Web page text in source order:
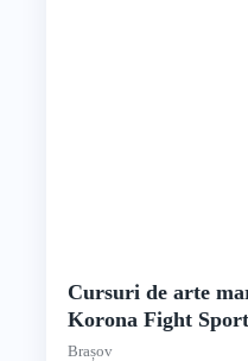
Cursuri de arte
Korona Fight
Brașov